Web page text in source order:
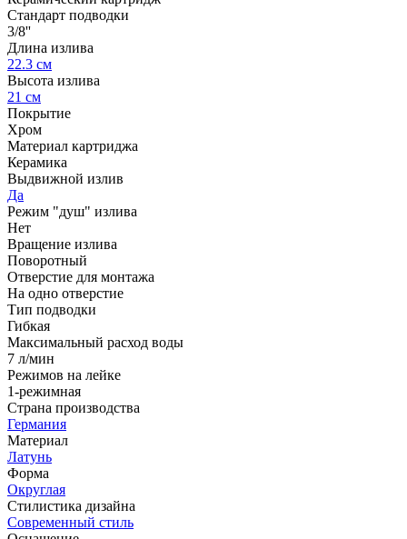
Стандарт подводки
3/8''
Длина излива
22.3 см
Высота излива
21 см
Покрытие
Хром
Материал картриджа
Керамика
Выдвижной излив
Да
Режим "душ" излива
Нет
Вращение излива
Поворотный
Отверстие для монтажа
На одно отверстие
Тип подводки
Гибкая
Максимальный расход воды
7 л/мин
Режимов на лейке
1-режимная
Страна производства
Германия
Материал
Латунь
Форма
Округлая
Стилистика дизайна
Современный стиль